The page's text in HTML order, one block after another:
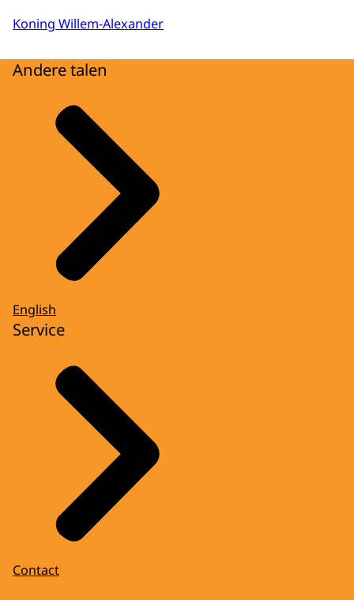
Koning Willem-Alexander
Andere talen
English
Service
Contact